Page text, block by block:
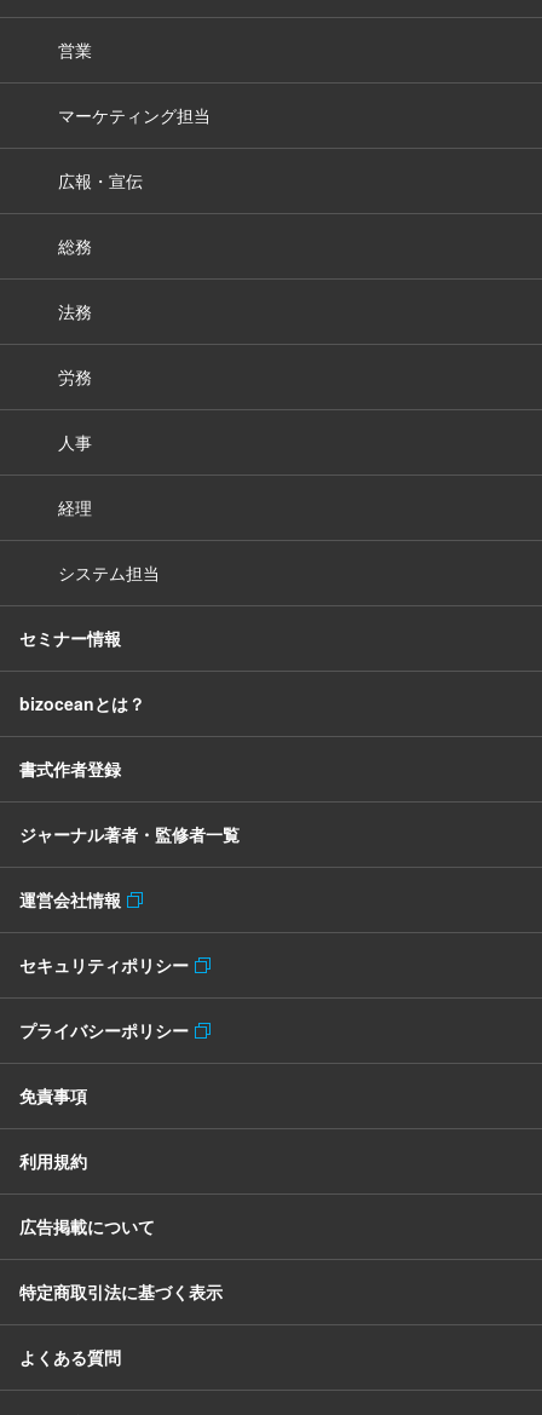
営業
マーケティング担当
広報・宣伝
総務
法務
労務
人事
経理
システム担当
セミナー情報
bizoceanとは？
書式作者登録
ジャーナル著者・監修者一覧
運営会社情報
セキュリティポリシー
プライバシーポリシー
免責事項
利用規約
広告掲載について
特定商取引法に基づく表示
よくある質問